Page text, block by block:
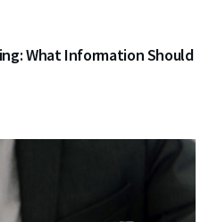
What Information Should